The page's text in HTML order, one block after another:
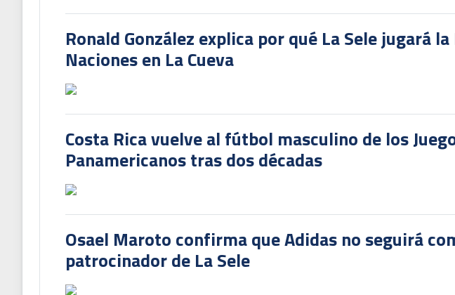
Ronald González explica por qué La Sele jugará
Naciones en La Cueva
Costa Rica vuelve al fútbol masculino de los
Panamericanos tras dos décadas
Osael Maroto confirma que Adidas no seguirá
patrocinador de La Sele